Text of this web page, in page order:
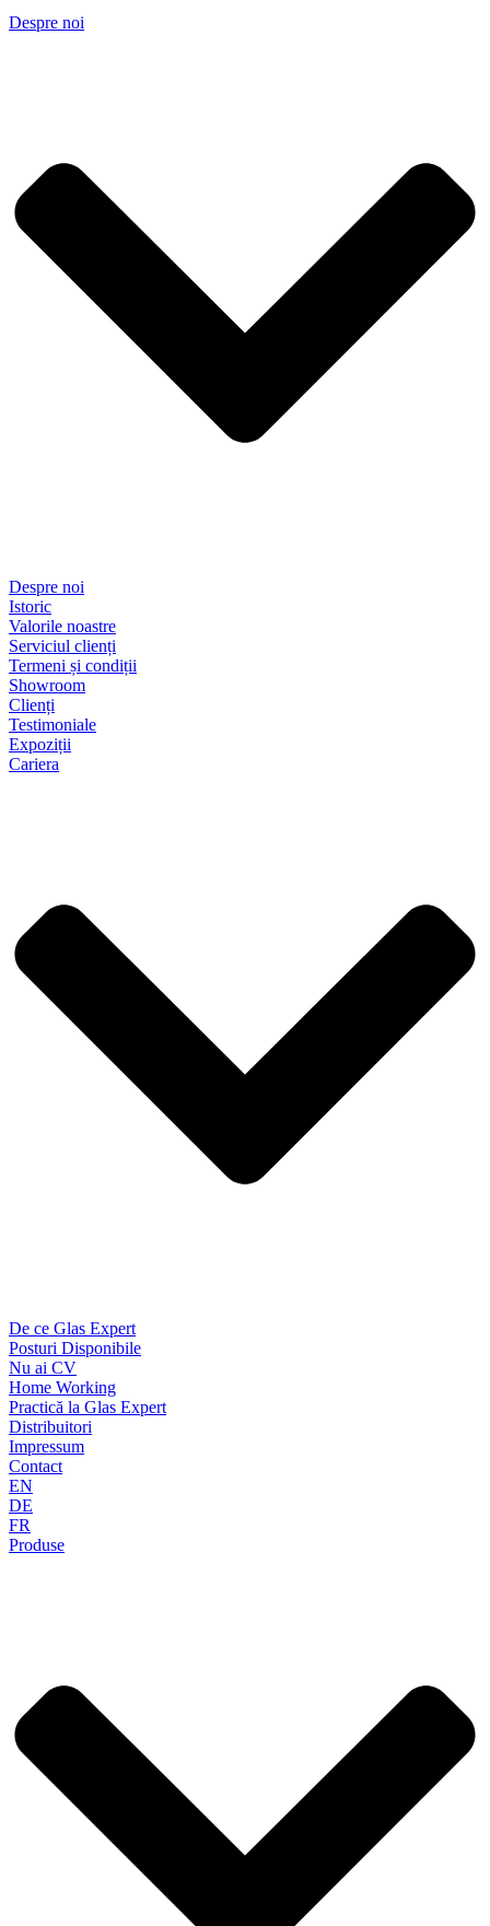
Despre noi
Despre noi
Istoric
Valorile noastre
Serviciul clienți
Termeni și condiții
Showroom
Clienți
Testimoniale
Expoziții
Cariera
De ce Glas Expert
Posturi Disponibile
Nu ai CV
Home Working
Practică la Glas Expert
Distribuitori
Impressum
Contact
EN
DE
FR
Produse